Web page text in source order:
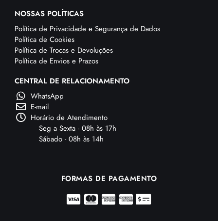
NOSSAS POLÍTICAS
Política de Privacidade e Segurança de Dados
Política de Cookies
Política de Trocas e Devoluções
Política de Envios e Prazos
CENTRAL DE RELACIONAMENTO
WhatsApp
E-mail
Horário de Atendimento
Seg a Sexta - 08h às 17h
Sábado - 08h às 14h
FORMAS DE PAGAMENTO